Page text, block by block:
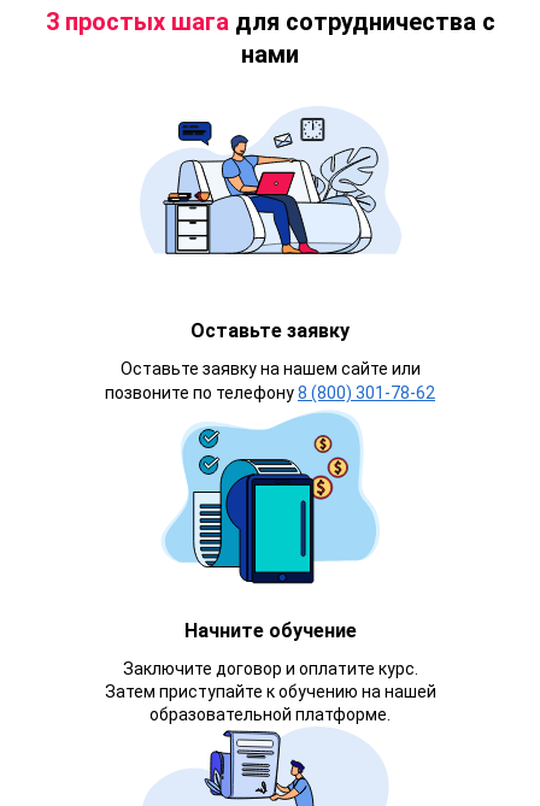
3 простых шагадля сотрудничества с
нами
Оставьте заявку
Оставьте заявку на нашем сайте или
позвоните по телефону8 (800) 301-78-62
Начните обучение
Заключите договор и оплатите курс.
Затем приступайте к обучению на нашей
образовательной платформе.